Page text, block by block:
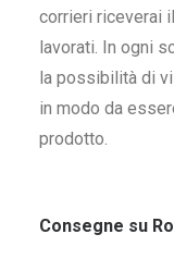
corrieri riceverai
lavorati. In ogni
la possibilità di
in modo da
prodotto.
Consegne su